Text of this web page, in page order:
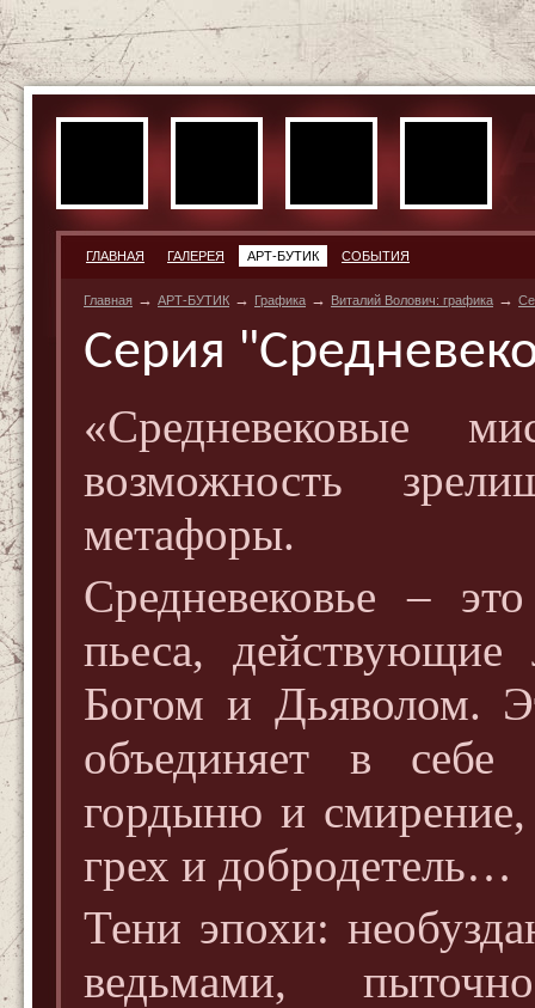
ГЛАВНАЯ ГАЛЕРЕЯ АРТ-БУТИК СОБЫТИЯ
Главная → АРТ-БУТИК → Графика → Виталий Волович: графика →
Серия
«Средневековые
возможность
метафоры.
Средневековье –
пьеса, действующие
Богом и Дьяволом.
объединяет в
гордыню и смирение,
грех и добродетель…
Тени эпохи:
ведьмами,